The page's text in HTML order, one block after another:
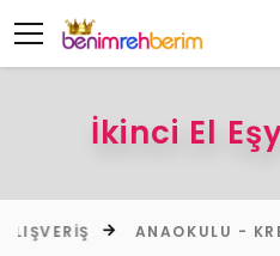
İkinci El
ANAOKULU - KREŞ